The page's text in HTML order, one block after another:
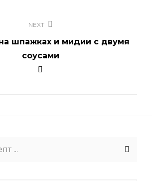
NEXT
шпажках и мидии с двумя
соусами